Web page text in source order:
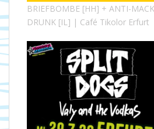
BRIEFBOMBE [HH] + ANTI-
DRUNK [IL] | Café Tikolor Erfurt